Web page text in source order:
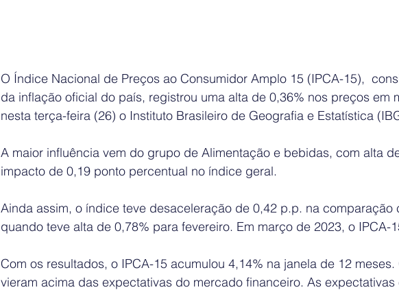
O Índice Nacional de Preços ao Consumidor Amplo 15 (IPCA-15),
da inflação oficial do país, registrou uma alta de 0,36% nos preços em
nesta terça-feira (26) o Instituto Brasileiro de Geografia e Estatística
A maior influência vem do grupo de Alimentação e bebidas, com alta
impacto de 0,19 ponto percentual no índice geral.
Ainda assim, o índice teve desaceleração de 0,42 p.p. na comparação
quando teve alta de 0,78% para fevereiro. Em março de 2023, o IPCA-
Com os resultados, o IPCA-15 acumulou 4,14% na janela de 12 meses.
vieram acima das expectativas do mercado financeiro. As